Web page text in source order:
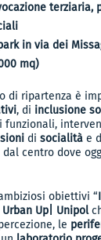
terziaria,
in via dei
mq)
di ripartenza è
, di inclusione
funzionali,
di socialità e
centro dove
obiettivi “
Urban Up| Unipol
le